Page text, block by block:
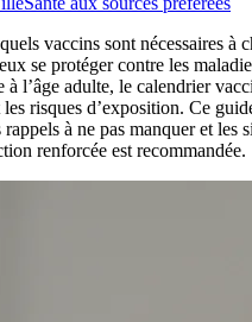
vaccins sont nécessaires à
se protéger contre les
à l’âge adulte, le calendrier
risques d’exposition. Ce
rappels à ne pas manquer et les
renforcée est recommandée.